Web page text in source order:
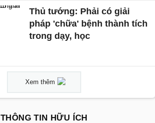
Thủ tướng: Phải có giải
pháp 'chữa' bệnh thành tích
trong dạy, học
Xem thêm
THÔNG TIN HỮU ÍCH